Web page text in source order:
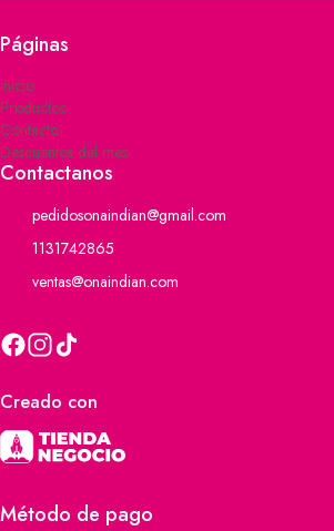
Páginas
Inicio
Productos
Contacto
Descuentos del mes
Contactanos
pedidosonaindian@gmail.com
1131742865
ventas@onaindian.com
Creado con
Método de pago